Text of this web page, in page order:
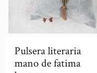
Pulsera literaria
mano de fatima